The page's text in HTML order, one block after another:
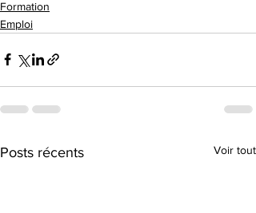
Formation
Emploi
Posts récents Voir tout